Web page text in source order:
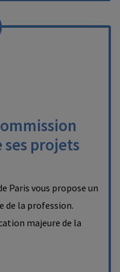
projets
Paris vous propose un
de la profession.
majeure de la